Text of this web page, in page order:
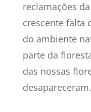
reclamações
crescente falta
do ambiente
parte da
das nossas
desapareceram.